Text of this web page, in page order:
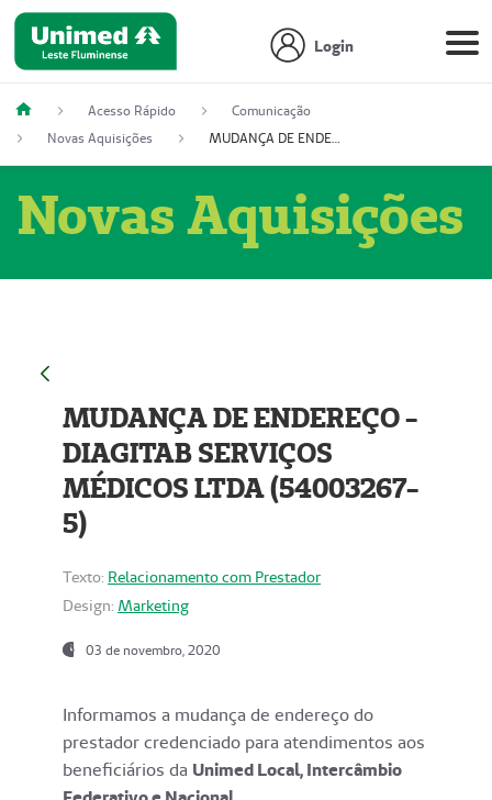
Login
Acesso Rápido
Comunicação
Novas Aquisições
MUDANÇA DE ENDEREÇO - DIAGITAB SERVIÇOS MÉDICOS LTDA (54003267-5)
Novas Aquisições
MUDANÇA DE ENDEREÇO -
DIAGITAB SERVIÇOS
MÉDICOS LTDA (54003267-
5)
Texto: Relacionamento com Prestador
Design: Marketing
03 de novembro, 2020
Informamos a mudança de endereço do
prestador credenciado para atendimentos aos
beneficiários da Unimed Local, Intercâmbio